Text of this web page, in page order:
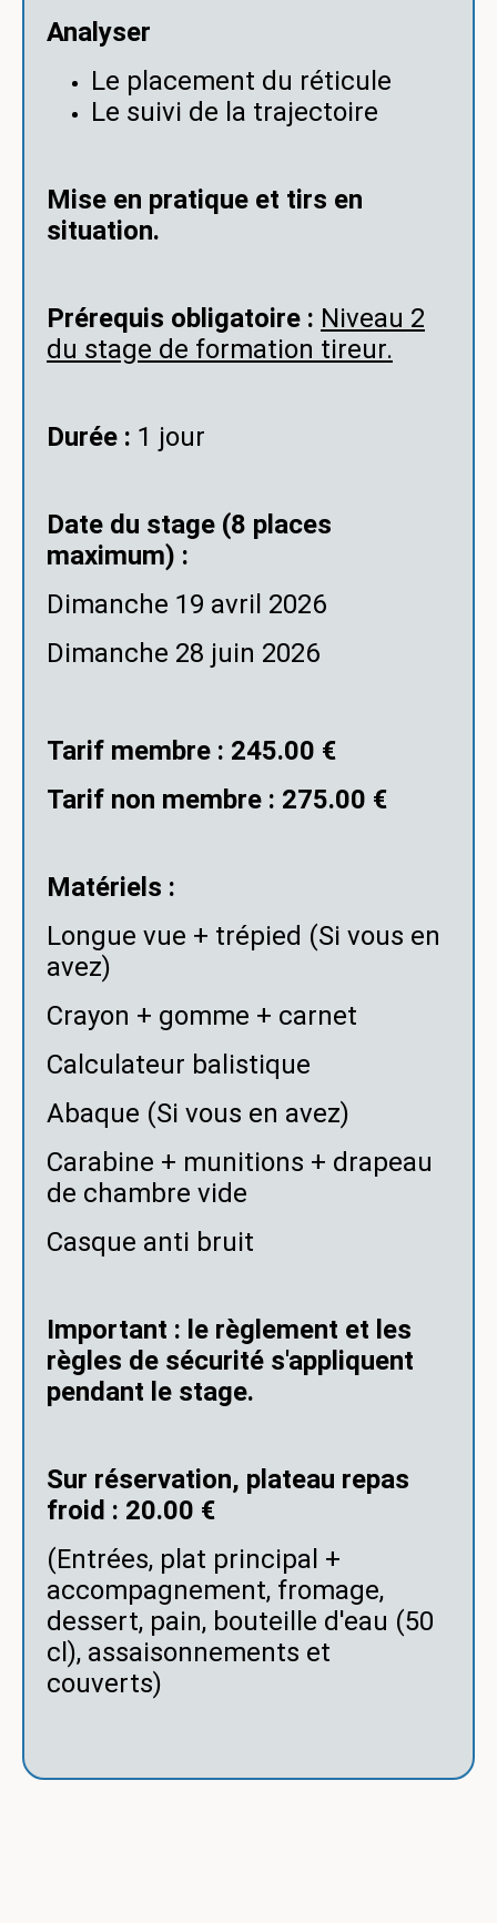
Analyser
Le placement du réticule
Le suivi de la trajectoire
Mise en pratique et tirs en
situation.
Prérequis obligatoire : Niveau 2
du stage de formation tireur.
Durée : 1 jour
Date du stage (8 places
maximum) :
Dimanche 19 avril 2026
Dimanche 28 juin 2026
Tarif membre : 245.00 €
Tarif non membre : 275.00 €
Matériels :
Longue vue + trépied (Si vous en
avez)
Crayon + gomme + carnet
Calculateur balistique
Abaque (Si vous en avez)
Carabine + munitions + drapeau
de chambre vide
Casque anti bruit
Important : le règlement et les
règles de sécurité s'appliquent
pendant le stage.
Sur réservation, plateau repas
froid : 20.00 €
(Entrées, plat principal +
accompagnement, fromage,
dessert, pain, bouteille d'eau (50
cl), assaisonnements et
couverts)